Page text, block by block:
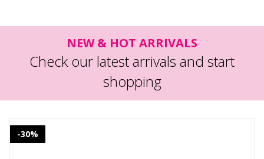
NEW & HOT ARRIVALS
Check our latest arrivals and start
shopping
-30%